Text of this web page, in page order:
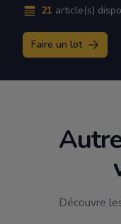
21 article(s)
Faire un lot
Découvre